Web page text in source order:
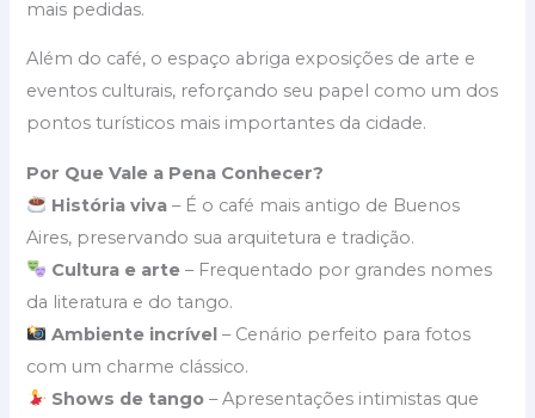
mais pedidas.
Além do café, o espaço abriga exposições de arte e
eventos culturais, reforçando seu papel como um dos
pontos turísticos mais importantes da cidade.
Por Que Vale a Pena Conhecer?
História viva – É o café mais antigo de Buenos
Aires, preservando sua arquitetura e tradição.
Cultura e arte – Frequentado por grandes nomes
da literatura e do tango.
Ambiente incrível – Cenário perfeito para fotos
com um charme clássico.
Shows de tango – Apresentações intimistas que